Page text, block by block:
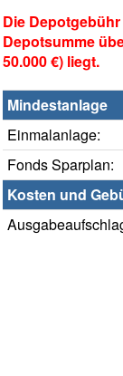
Die
Depotsumme
50.000 €) liegt.
Mindestanlage
Einmalanlage:
Fonds Sparplan:
Kosten und